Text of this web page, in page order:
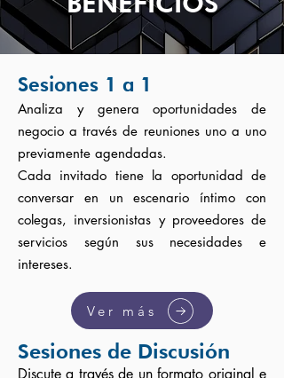
Sesiones 1 a 1
Analiza y genera oportunidades de
negocio a través de reuniones uno a uno
previamente agendadas.
Cada invitado tiene la oportunidad de
conversar en un escenario íntimo con
colegas, inversionistas y proveedores de
servicios según sus necesidades e
intereses.
Ver más
Sesiones de Discusión
Discute a través de un formato original e